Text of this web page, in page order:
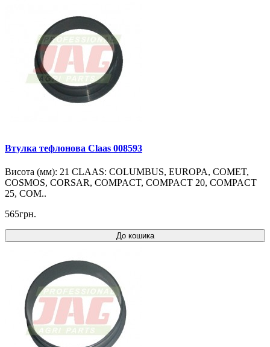
Втулка тефлонова Claas 008593
Висота (мм): 21 CLAAS: COLUMBUS, EUROPA, COMET,
COSMOS, CORSAR, COMPACT, COMPACT 20, COMPACT
25, COM..
565грн.
До кошика